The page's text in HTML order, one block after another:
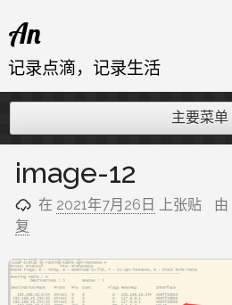
至
内
An
记录点滴，记录生活
主要菜单
image-12
在 2021年7月26日 上张贴 由
复